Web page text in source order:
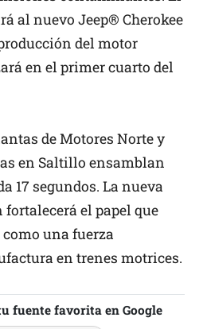
al nuevo Jeep® Cherokee
del motor
en el primer cuarto del
de Motores Norte y
en Saltillo ensamblan
17 segundos. La nueva
el papel que
una fuerza
en trenes motrices.
fuente favorita en Google